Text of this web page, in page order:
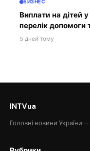
БИЗНЕС
Виплати на дітей
перелік допомоги
5 дней тому
INTVua
Головні новини України —